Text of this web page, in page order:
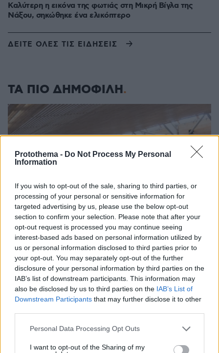
Protothema - Do Not Process My Personal
Information
If you wish to opt-out of the sale, sharing to third parties, or
processing of your personal or sensitive information for
targeted advertising by us, please use the below opt-out
section to confirm your selection. Please note that after your
opt-out request is processed you may continue seeing
interest-based ads based on personal information utilized by
us or personal information disclosed to third parties prior to
your opt-out. You may separately opt-out of the further
disclosure of your personal information by third parties on the
IAB’s list of downstream participants. This information may
also be disclosed by us to third parties on the IAB’s List of
Downstream Participants that may further disclose it to other
Please note that this website/app uses one or more Google
not limited to your visit or usage behaviour. You may click to
Personal Data Processing Opt Outs
I want to opt-out of the Sharing of my
Καλύτερη η εικόνα της φωτιάς στη Μικρή Βίγλα της
Νάξου, σηκώθηκε ένα ελικόπτερο
ΔΕΙΤΕ ΟΛΕΣ ΤΙΣ ΕΙΔΗΣΕΙΣ
ΤΑ ΠΙΟ ΔΗΜΟΦΙΛΗ
Μυστήριο 3.500 ετών στη Σαντορίνη: Ο 15χρονος
μπορεί ν' αλλάξει τη χρονολογία της μεγάλης